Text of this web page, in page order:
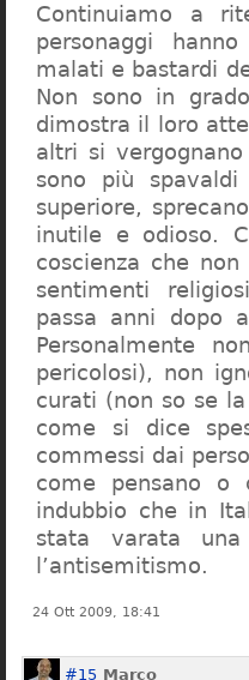
Continuiamo a
personaggi
malati e bastardi
Non sono in
dimostra il loro
altri si
sono più
superiore,
inutile e odioso.
coscienza che
sentimenti
passa anni dopo
Personalmente
pericolosi), non
curati (non so se
come si dice
commessi dai
come pensano o
indubbio che in
stata varata
l’antisemitismo.
24 Ott 2009, 18:41
#15 Marco